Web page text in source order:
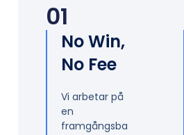
01
No Win,
No Fee
Vi arbetar på
en
framgångsba